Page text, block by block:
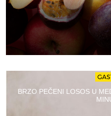
BRZO PEČENI LOSOS U